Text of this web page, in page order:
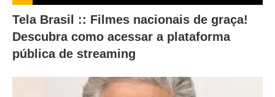
Tela Brasil :: Filmes nacionais de graça!
Descubra como acessar a plataforma
pública de streaming